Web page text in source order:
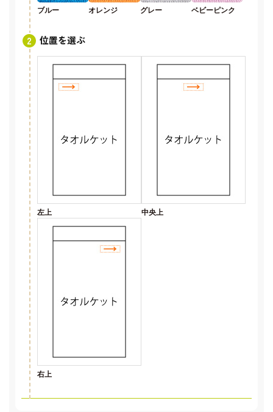
ブルー オレンジ グレー ベビーピンク
位置を選ぶ
左上 中央上
右上